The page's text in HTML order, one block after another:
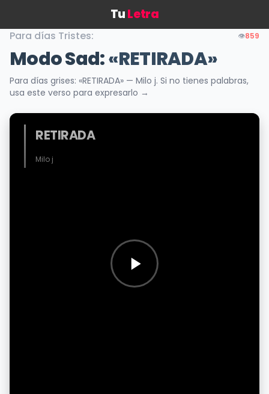
TuLetra
Para días Tristes: 👁️859
Modo Sad:«RETIRADA»
Para días grises: «RETIRADA» — Milo j. Si no tienes palabras,
usa este verso para expresarlo →
RETIRADA
Milo j